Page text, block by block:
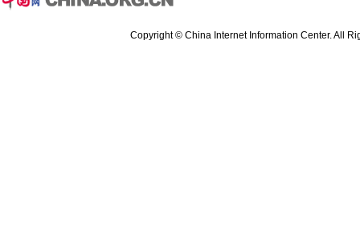
Copyright © China Internet Information Center. All